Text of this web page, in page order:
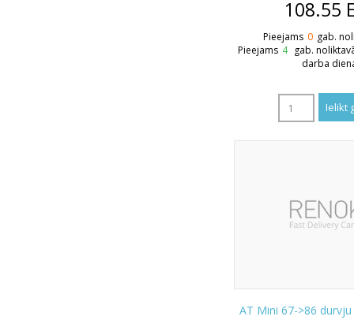
108.55
Pieejams 0 gab.
Pieejams 4 gab.
darba
AT Mini 67->86